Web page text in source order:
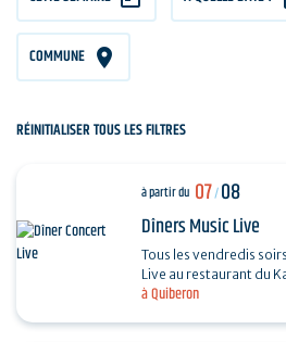
COMMUNE
RÉINITIALISER TOUS LES FILTRES
à Quiberon
à partir du 07/08
Dîners Music Live
Tous les vendredis
Live au restaurant du Kasino. Formule à